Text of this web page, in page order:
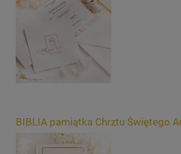
BIBLIA pamiątka Chrztu Świętego